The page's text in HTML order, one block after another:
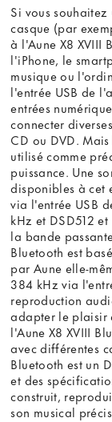
Si vous
casque (par
à l'Aune X8 XVIII
l'iPhone, le
musique ou
l'entrée USB de
entrées
connecter
CD ou DVD.
utilisé comme
puissance. Une
disponibles à cet
via l'entrée USB
kHz et DSD512
la bande
Bluetooth est
par Aune elle-
384 kHz via
reproduction
adapter le plaisir
l'Aune X8 XVIII
avec différentes
Bluetooth est un
et des
construit,
son musical